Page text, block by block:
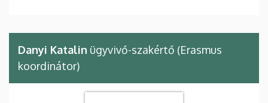
Danyi Katalin ügyvivő-szakértő (Erasmus
koordinátor)